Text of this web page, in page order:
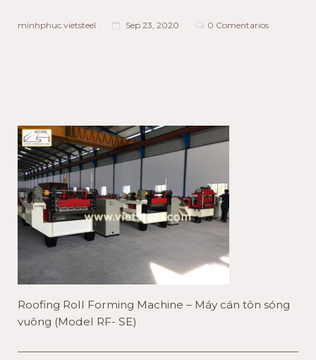
minhphuc.vietsteel Sep 23, 2020 0 Comentarios
Roofing Roll Forming Machine – Máy cán tôn sóng
vuông (Model RF- SE)